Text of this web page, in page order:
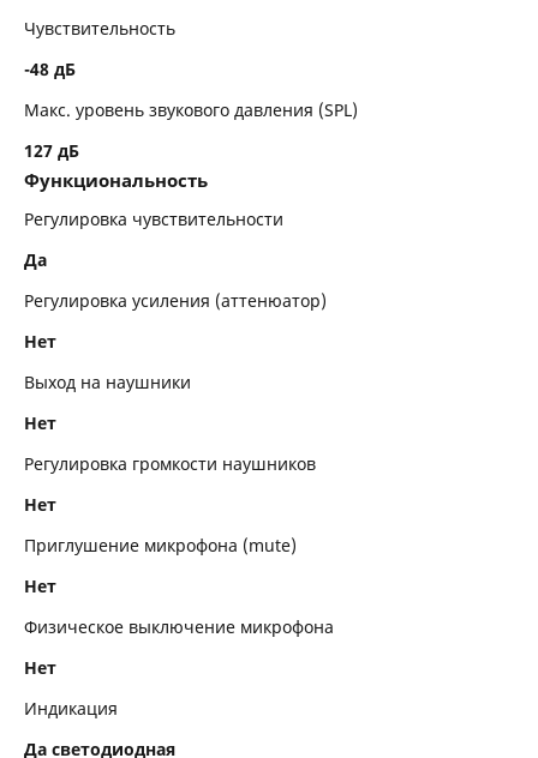
Чувствительность
-48 дБ
Макс. уровень звукового давления (SPL)
127 дБ
Функциональность
Регулировка чувствительности
Да
Регулировка усиления (аттенюатор)
Нет
Выход на наушники
Нет
Регулировка громкости наушников
Нет
Приглушение микрофона (mute)
Нет
Физическое выключение микрофона
Нет
Индикация
Да светодиодная